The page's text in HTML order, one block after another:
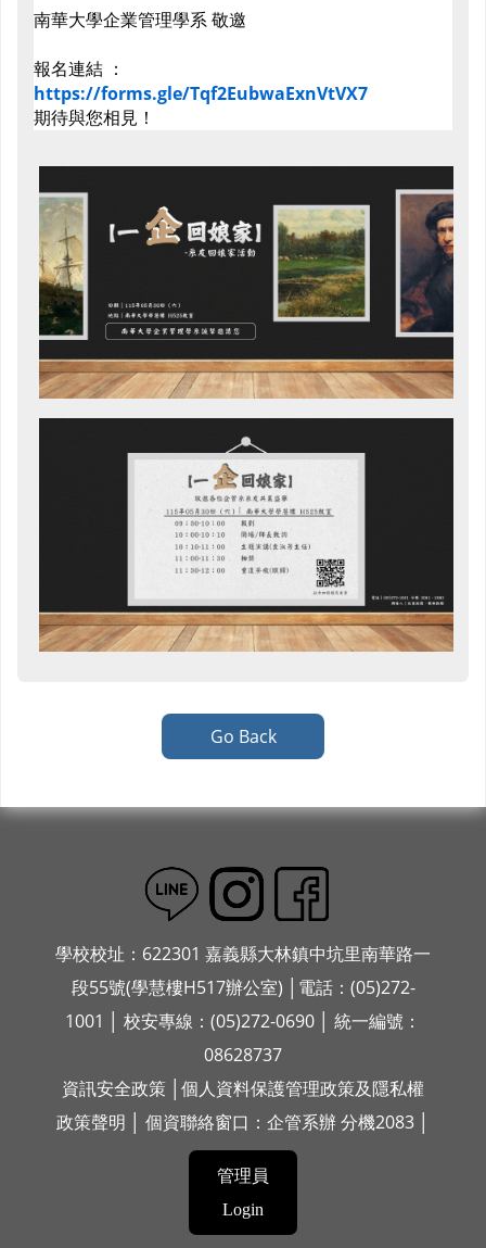
南華大學企業管理學系 敬邀
報名連結 ：
https://forms.gle/Tqf2EubwaExnVtVX7
期待與您相見！
Go Back
學校校址：622301 嘉義縣大林鎮中坑里南華路一
段55號(學慧樓H517辦公室) │電話：(05)272-
1001 │ 校安專線：(05)272-0690 │ 統一編號：
08628737
資訊安全政策
個人資料保護管理政策及隱私權
政策聲明 │ 個資聯絡窗口：企管系辦 分機2083 │
管理員
Login